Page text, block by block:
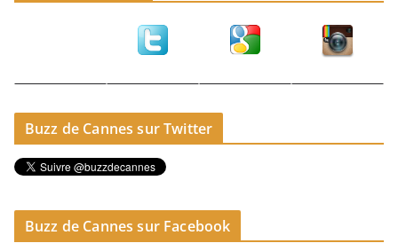
Buzz de Cannes sur Twitter
Buzz de Cannes sur Facebook